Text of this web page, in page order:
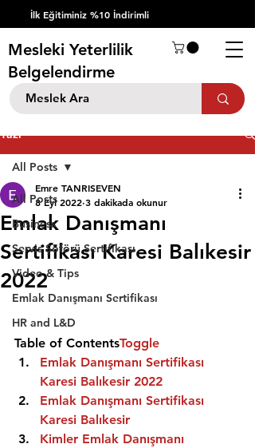
İlk Eğitiminiz %10 İndirimli
Mesleki Yeterlilik
Belgelendirme
Yazı
All Posts
Business
Servis Şöförü Sertifikası
Video & Tips
Emlak Danışmanı Sertifikası
HR and L&D
All Posts
Emlak Danışmanı
Sertifikası Karesi Balıkesir
2022
Emre TANRISEVEN
8 Eyl 2022 3 dakikada okunur
Table of ContentsToggle
Emlak Danışmanı Sertifikası
Karesi Balıkesir 2022
Emlak Danışmanı Sertifikası
Karesi Balıkesir
Kimler Emlak Danışmanı